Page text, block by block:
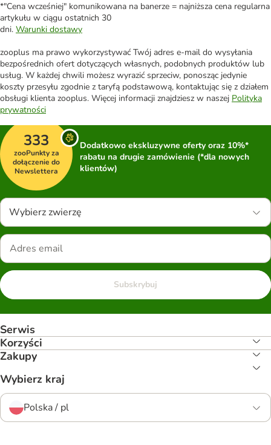
*"Cena wcześniej" komunikowana na banerze = najniższa cena regularna
artykułu w ciągu ostatnich 30
dni. Warunki dostawy
zooplus ma prawo wykorzystywać Twój adres e-mail do wysyłania
bezpośrednich ofert dotyczących własnych, podobnych produktów lub
usług. W każdej chwili możesz wyrazić sprzeciw, ponosząc jedynie
koszty przesyłu zgodnie z taryfą podstawową, kontaktując się z działem
obsługi klienta zooplus. Więcej informacji znajdziesz w naszej Polityka
prywatności
333
zooPunkty za
dołączenie do
Newslettera
Dodatkowo ekskluzywne oferty oraz 10%*
rabatu na drugie zamówienie (*dla nowych
klientów)
Wybierz zwierzę
Subskrybuj
Serwis
Korzyści
Zakupy
Wybierz kraj
Polska / pl